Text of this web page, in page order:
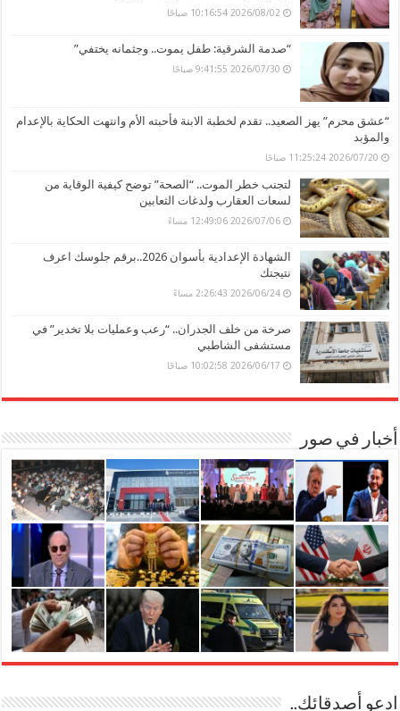
2026/08/02 10:16:54 صباحًا
“صدمة الشرقية: طفل يموت.. وجثمانه يختفي”
2026/07/30 9:41:55 صباحًا
“عشق محرم” يهز الصعيد.. تقدم لخطبة الابنة فأحبته الأم وانتهت الحكاية بالإعدام
والمؤبد
2026/07/20 11:25:24 صباحًا
لتجنب خطر الموت.. “الصحة” توضح كيفية الوقاية من
لسعات العقارب ولدغات الثعابين
2026/07/06 12:49:06 مساءً
الشهادة الإعدادية بأسوان 2026..برقم جلوسك اعرف
نتيجتك
2026/06/24 2:26:43 مساءً
صرخة من خلف الجدران.. “رعب وعمليات بلا تخدير” في
مستشفى الشاطبي
2026/06/17 10:02:58 صباحًا
أخبار في صور
ادعو أصدقائك..